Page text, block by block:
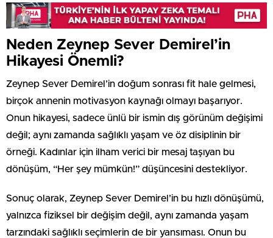
Neden Zeynep Sever Demirel’in
Hikayesi Önemli?
Zeynep Sever Demirel’in doğum sonrası fit hale gelmesi,
birçok annenin motivasyon kaynağı olmayı başarıyor.
Onun hikayesi, sadece ünlü bir ismin dış görünüm değişimi
değil; aynı zamanda sağlıklı yaşam ve öz disiplinin bir
örneği. Kadınlar için ilham verici bir mesaj taşıyan bu
dönüşüm, “Her şey mümkün!” düşüncesini destekliyor.
Sonuç olarak, Zeynep Sever Demirel’in bu hızlı dönüşümü,
yalnızca fiziksel bir değişim değil, aynı zamanda yaşam
tarzındaki sağlıklı seçimlerin de bir yansıması. Onun bu